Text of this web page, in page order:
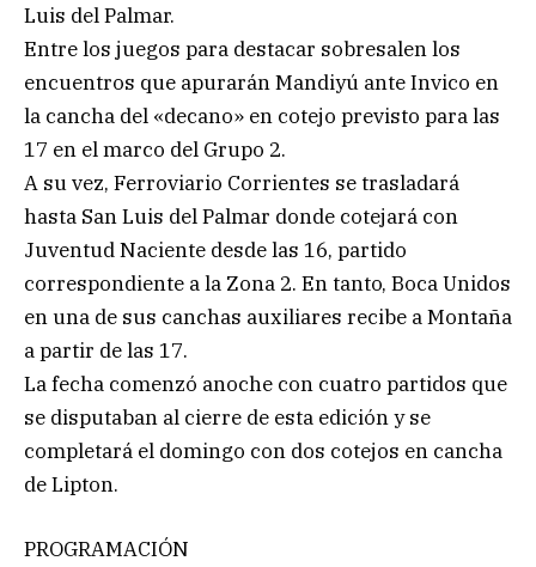
Luis del Palmar.
Entre los juegos para destacar sobresalen los
encuentros que apurarán Mandiyú ante Invico en
la cancha del «decano» en cotejo previsto para las
17 en el marco del Grupo 2.
A su vez, Ferroviario Corrientes se trasladará
hasta San Luis del Palmar donde cotejará con
Juventud Naciente desde las 16, partido
correspondiente a la Zona 2. En tanto, Boca Unidos
en una de sus canchas auxiliares recibe a Montaña
a partir de las 17.
La fecha comenzó anoche con cuatro partidos que
se disputaban al cierre de esta edición y se
completará el domingo con dos cotejos en cancha
de Lipton.
PROGRAMACIÓN